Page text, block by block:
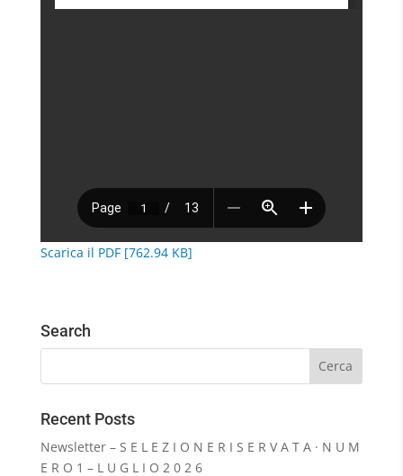
Scarica il PDF [762.94 KB]
Search
Recent Posts
Newsletter – S E L E Z I O N E R I S E R V A T A · N U M
E R O 1 – L U G L I O 2 0 2 6